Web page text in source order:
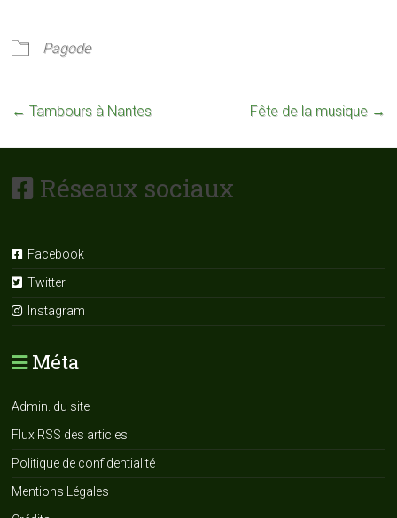
Pagode
← Tambours à Nantes Fête de la musique →
Réseaux sociaux
Facebook
Twitter
Instagram
Méta
Admin. du site
Flux RSS des articles
Politique de confidentialité
Mentions Légales